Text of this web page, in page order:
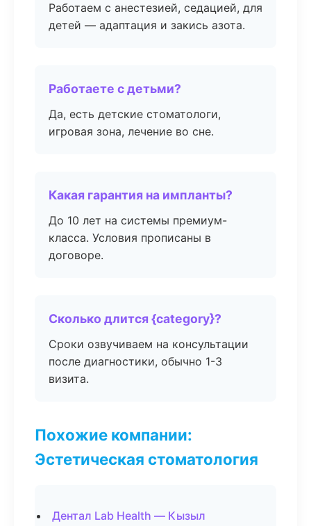
Работаем с анестезией, седацией, для
детей — адаптация и закись азота.
Работаете с детьми?
Да, есть детские стоматологи,
игровая зона, лечение во сне.
Какая гарантия на импланты?
До 10 лет на системы премиум-
класса. Условия прописаны в
договоре.
Сколько длится {category}?
Сроки озвучиваем на консультации
после диагностики, обычно 1-3
визита.
Похожие компании:
Эстетическая стоматология
Дентал Lab Health — Кызыл